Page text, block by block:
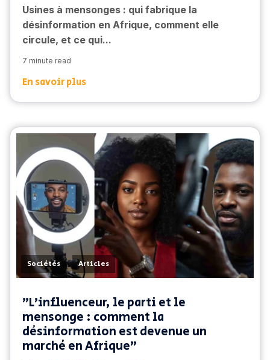
Usines à mensonges : qui fabrique la
désinformation en Afrique, comment elle
circule, et ce qui...
7 minute read
En savoir plus
Sociétés , Articles
"L'influenceur, le parti et le
mensonge : comment la
désinformation est devenue un
marché en Afrique"